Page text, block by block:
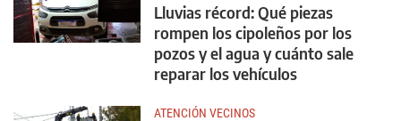
Lluvias récord: Qué piezas
rompen los cipoleños por los
pozos y el agua y cuánto sale
reparar los vehículos
ATENCIÓN VECINOS